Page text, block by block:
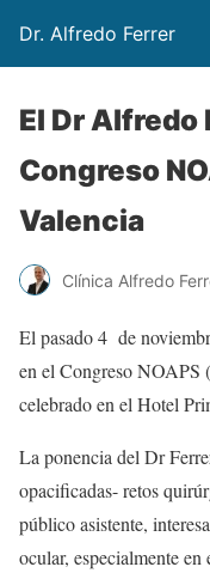
Dr. Alfredo Ferrer
El Dr Alfredo
Congreso
Valencia
Clínica Alfredo
El pasado 4 de
en el Congreso NOAPS
celebrado en el Hotel
La ponencia del Dr
opacificadas- retos
público asistente,
ocular, especialmente